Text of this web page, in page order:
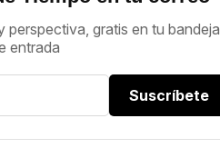
perspectiva, gratis en tu bandeja
entrada
Suscríbete